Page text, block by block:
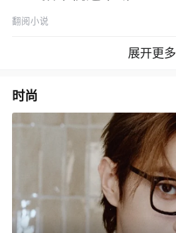
翻阅小说
展开更多
时尚